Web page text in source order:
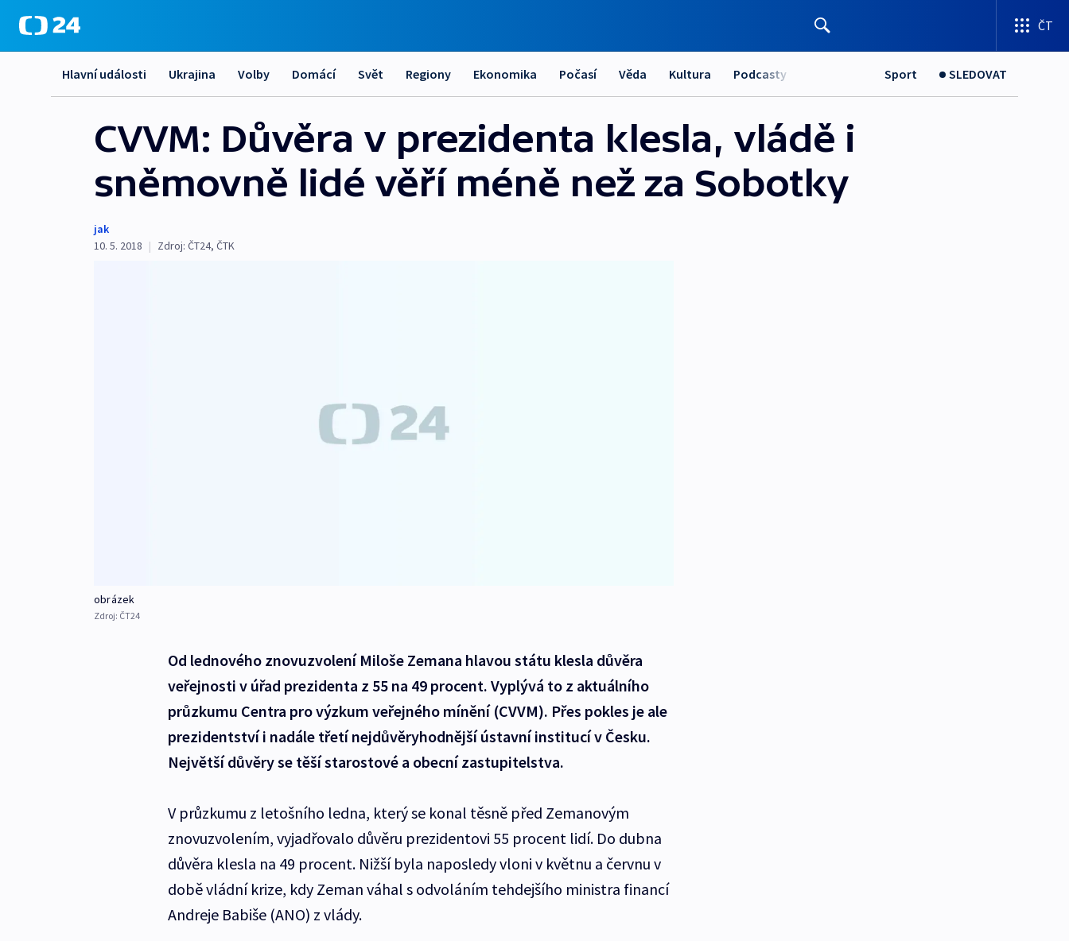
ČT
Hlavní události Ukrajina Volby Domácí Svět Regiony Ekonomika Počasí Věda Kultura Podcasty Sport SLEDOVAT
CVVM: Důvěra v prezidenta klesla, vládě i
sněmovně lidé věří méně než za Sobotky
jak
10. 5. 2018 | Zdroj: ČT24, ČTK
obrázek
Zdroj: ČT24
Od lednového znovuzvolení Miloše Zemana hlavou státu klesla důvěra
veřejnosti v úřad prezidenta z 55 na 49 procent. Vyplývá to z aktuálního
průzkumu Centra pro výzkum veřejného mínění (CVVM). Přes pokles je ale
prezidentství i nadále třetí nejdůvěryhodnější ústavní institucí v Česku.
Největší důvěry se těší starostové a obecní zastupitelstva.
V průzkumu z letošního ledna, který se konal těsně před Zemanovým
znovuzvolením, vyjadřovalo důvěru prezidentovi 55 procent lidí. Do dubna
důvěra klesla na 49 procent. Nižší byla naposledy vloni v květnu a červnu v
době vládní krize, kdy Zeman váhal s odvoláním tehdejšího ministra financí
Andreje Babiše (ANO) z vlády.